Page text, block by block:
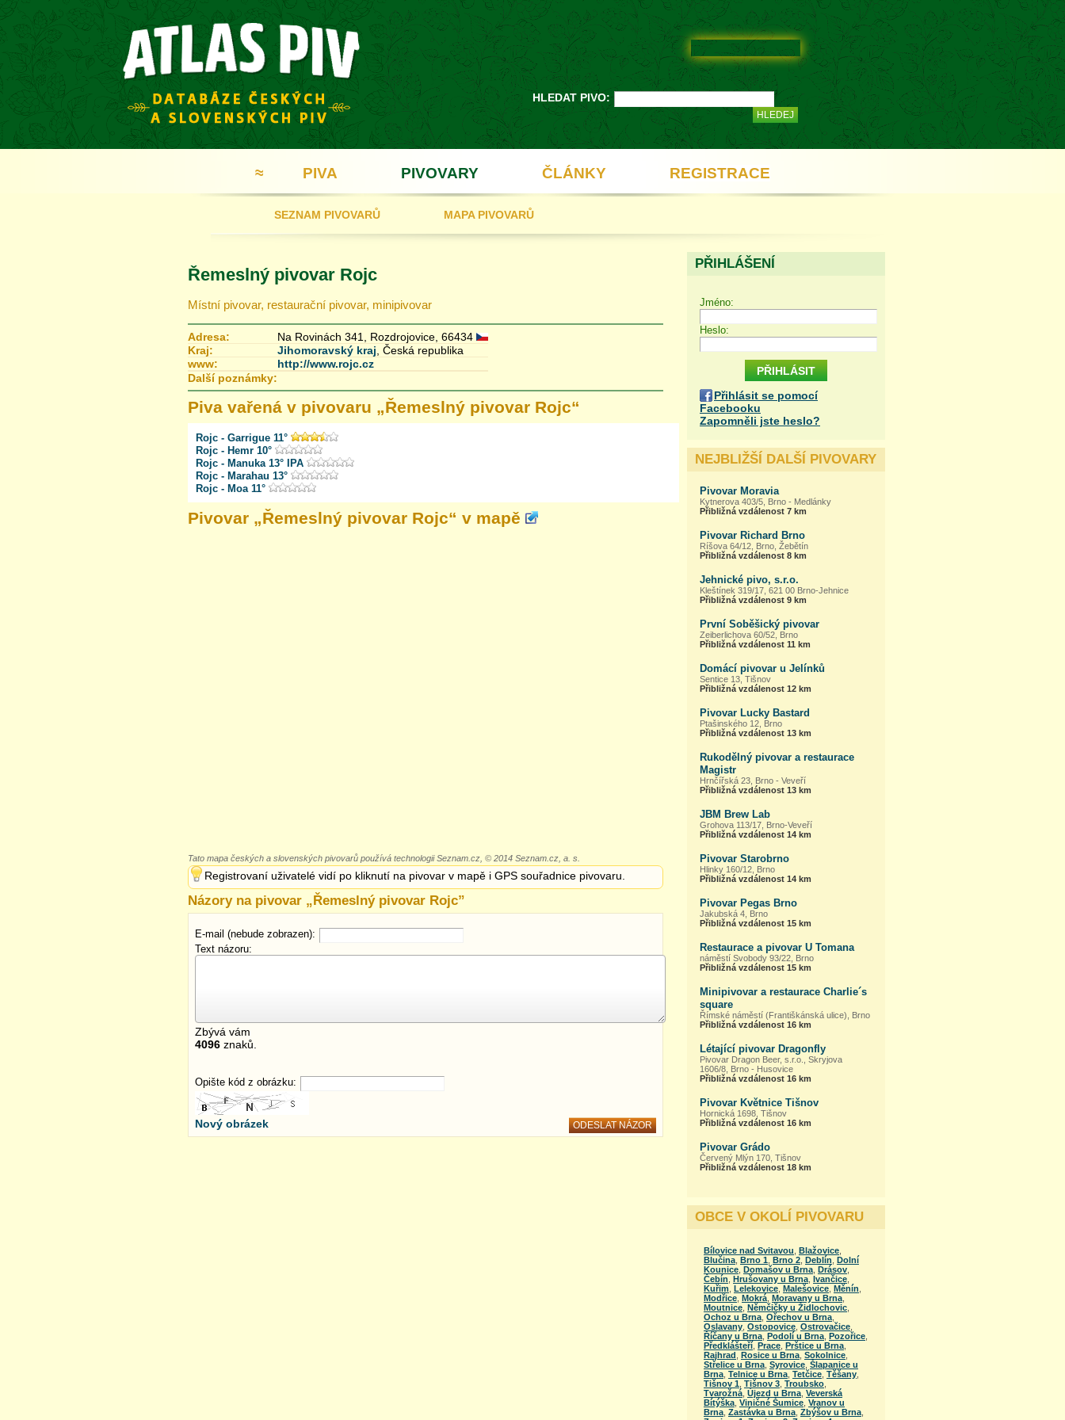
HLEDAT PIVO:
≈ PIVA PIVOVARY
SEZNAM PIVOVARŮ MAPA PIVOVARŮ
ČLÁNKY REGISTRACE
Řemeslný pivovar Rojc
Místní pivovar, restaurační pivovar, minipivovar
Adresa:
Na Rovinách 341, Rozdrojovice, 66434
Kraj:
Jihomoravský kraj , Česká republika
www:
http://www.rojc.cz
Další poznámky:
Piva vařená v pivovaru „Řemeslný pivovar Rojc“
Rojc - Garrigue 11°
Rojc - Hemr 10°
Rojc - Manuka 13° IPA
Rojc - Marahau 13°
Rojc - Moa 11°
Pivovar „Řemeslný pivovar Rojc“ v mapě
Tato mapa českých a slovenských pivovarů používá technologii Seznam.cz, © 2014 Seznam.cz, a. s.
Registrovaní uživatelé vidí po kliknutí na pivovar v mapě i GPS souřadnice pivovaru.
Názory na pivovar „Řemeslný pivovar Rojc”
E-mail (nebude zobrazen):
Text názoru:
Zbývá vám
4096 znaků.
Opište kód z obrázku:
Nový obrázek
PŘIHLÁŠENÍ
Jméno:
Heslo:
Přihlásit se pomocí
Facebooku
Zapomněli jste heslo?
NEJBLIŽŠÍ DALŠÍ PIVOVARY
Pivovar Moravia
Kytnerova 403/5, Brno - Medlánky
Přibližná vzdálenost 7 km
Pivovar Richard Brno
Ríšova 64/12, Brno, Žebětín
Přibližná vzdálenost 8 km
Jehnické pivo, s.r.o.
Kleštínek 319/17, 621 00 Brno-Jehnice
Přibližná vzdálenost 9 km
První Soběšický pivovar
Zeiberlichova 60/52, Brno
Přibližná vzdálenost 11 km
Domácí pivovar u Jelínků
Sentice 13, Tišnov
Přibližná vzdálenost 12 km
Pivovar Lucky Bastard
Ptašinského 12, Brno
Přibližná vzdálenost 13 km
Rukodělný pivovar a restaurace
Magistr
Hrnčířská 23, Brno - Veveří
Přibližná vzdálenost 13 km
JBM Brew Lab
Grohova 113/17, Brno-Veveří
Přibližná vzdálenost 14 km
Pivovar Starobrno
Hlinky 160/12, Brno
Přibližná vzdálenost 14 km
Pivovar Pegas Brno
Jakubská 4, Brno
Přibližná vzdálenost 15 km
Restaurace a pivovar U Tomana
náměstí Svobody 93/22, Brno
Přibližná vzdálenost 15 km
Minipivovar a restaurace Charlie´s
square
Římské náměstí (Františkánská ulice), Brno
Přibližná vzdálenost 16 km
Létající pivovar Dragonfly
Pivovar Dragon Beer, s.r.o., Skryjova
1606/8, Brno - Husovice
Přibližná vzdálenost 16 km
Pivovar Květnice Tišnov
Hornická 1698, Tišnov
Přibližná vzdálenost 16 km
Pivovar Grádo
Červený Mlýn 170, Tišnov
Přibližná vzdálenost 18 km
OBCE V OKOLÍ PIVOVARU
Bílovice nad Svitavou Blažovice
Blučina Brno 1 Brno 2 Deblín Dolní
Kounice Domašov u Brna Drásov
Čebín Hrušovany u Brna Ivančice
Kuřim Lelekovice Malešovice Měnín
Modřice Mokrá Moravany u Brna
Moutnice Němčičky u Židlochovic
Ochoz u Brna Ořechov u Brna
Oslavany Ostopovice Ostrovačice
Říčany u Brna Podolí u Brna Pozořice
Předklášteří Prace Prštice u Brna
Rajhrad Rosice u Brna Sokolnice
Střelice u Brna Syrovice Šlapanice u
Brna Telnice u Brna Tetčice Těšany
Tišnov 1 Tišnov 3 Troubsko
Tvarožná Újezd u Brna Veverská
Bítýška Viničné Šumice Vranov u
Brna Zastávka u Brna Zbýšov u Brna